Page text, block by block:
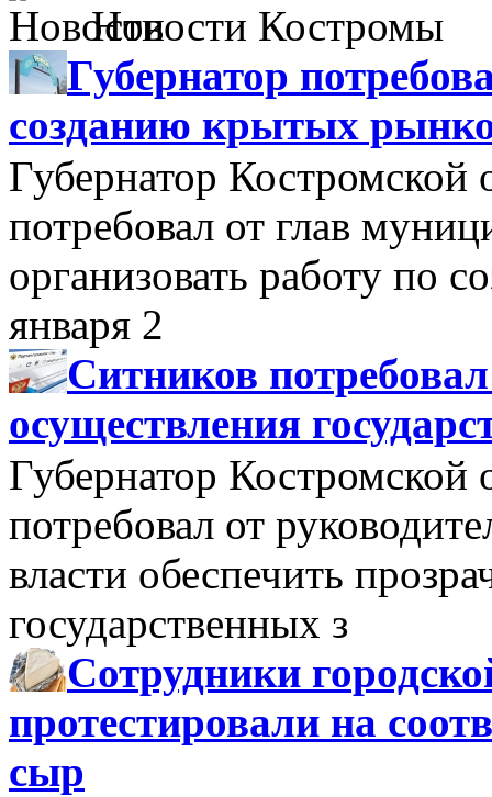
Новости Костромы
Губернатор
созданию крытых
Губернатор Костромской
потребовал от глав
организовать работу по
января 2
Ситников
осуществления
Губернатор Костромской
потребовал от
власти обеспечить
государственных з
Сотрудники
протестировали на
сыр